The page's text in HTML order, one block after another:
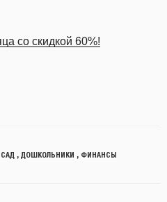
со скидкой 60%!
, ДОШКОЛЬНИКИ , ФИНАНСЫ